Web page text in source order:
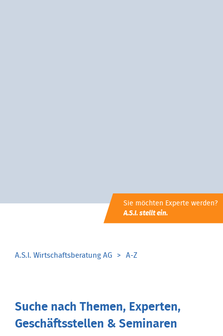
Sie möchten Experte werden?
A.S.I. stellt ein.
A.S.I. Wirtschaftsberatung AG A-Z
Suche nach Themen, Experten,
Geschäftsstellen & Seminaren